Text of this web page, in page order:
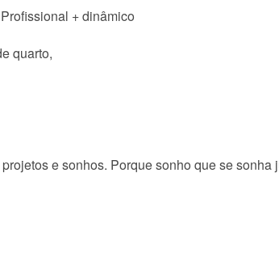
+ dinâmico
quarto,
e sonhos. Porque sonho que se sonha